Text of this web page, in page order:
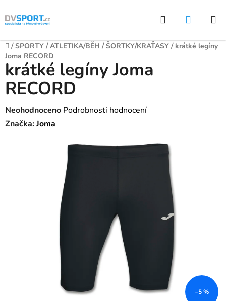
Přejít
na
Hledat
Domů
/ SPORTY / ATLETIKA/BĚH / ŠORTKY/KRAŤASY / krátké legíny
Joma RECORD
krátké legíny Joma
RECORD
Průměrné
hodnocení
Neohodnoceno Podrobnosti hodnocení
Značka:Joma
–5 %